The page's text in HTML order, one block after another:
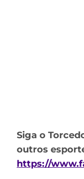
Siga o
outros
https://